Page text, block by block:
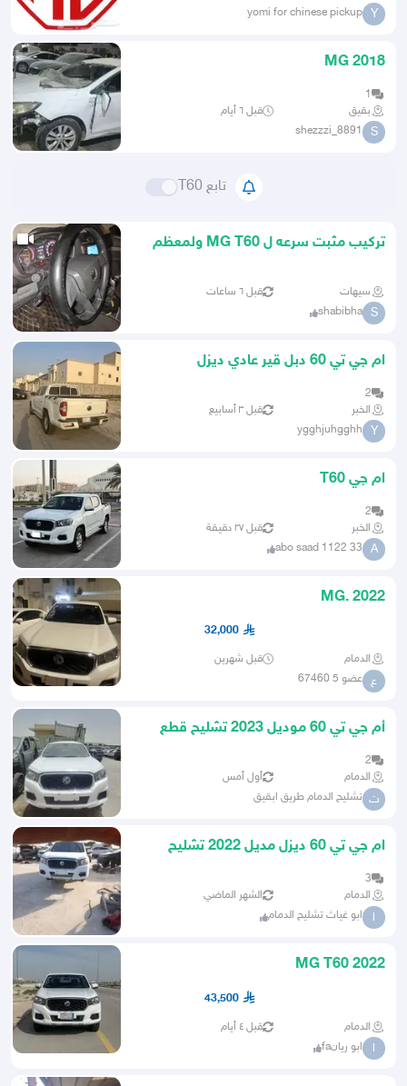
Y
yomi for chinese pickup
MG 2018
1
بقيق
قبل ٦ أيام
S
shezzzi_8891
تابع T60
تركيب مثبت سرعه ل MG T60 ولمعظم
سيهات قبل ٦ ساعات
S
shabibha
ام جي تي 60 دبل قير عادي ديزل
2
الخبر
قبل ٣ أسابيع
Y
ygghjuhgghh
ام جي T60
2
الخبر
قبل ٢٧ دقيقة
A
abo saad 1122 33
MG. 2022
32,000
الدمام قبل شهرين
ع عضو 5 67460
أم جي تي 60 موديل 2023 تشليح قطع
2
الدمام
أول أمس
ت تشليح الدمام طريق ابقيق
ام جي تي 60 ديزل مديل 2022 تشليح
3
الدمام
الشهر الماضي
ا ابو غياث تشليح الدمام
MG T60 2022
43,500
الدمام قبل ٤ أيام
ا ابو ريانfa